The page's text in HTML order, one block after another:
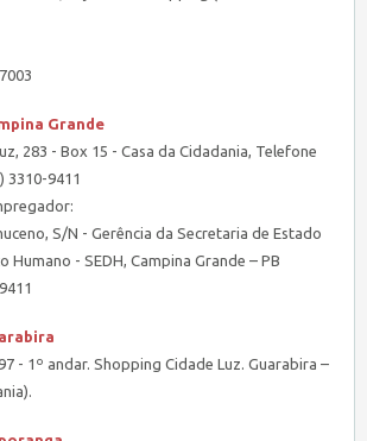
Grande
283 - Box 15 - Casa da Cidadania, Telefone
3310-9411
S/N - Gerência da Secretaria de Estado
Humano - SEDH, Campina Grande – PB
- 1º andar. Shopping Cidade Luz. Guarabira –